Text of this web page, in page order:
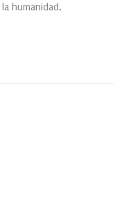
humanidad.